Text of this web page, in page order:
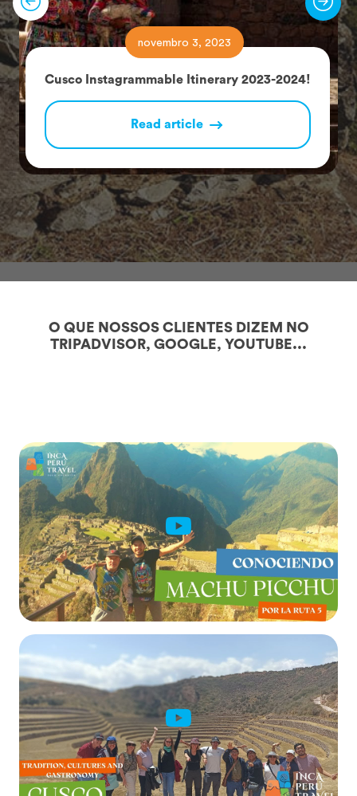
novembro 3, 2023
Cusco Instagrammable Itinerary 2023-2024!
Read article
O QUE NOSSOS CLIENTES DIZEM NO
TRIPADVISOR, GOOGLE, YOUTUBE...